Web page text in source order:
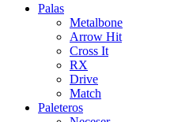
Palas
Metalbone
Arrow Hit
Cross It
RX
Drive
Match
Paleteros